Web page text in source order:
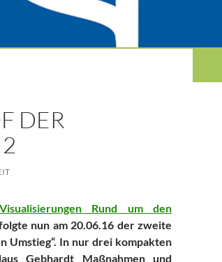
DER
Visualisierungen Rund um den
nun am 20.06.16 der zweite
Umstieg“. In nur drei kompakten
Gebhardt Maßnahmen und